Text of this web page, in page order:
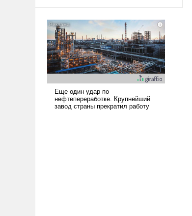
уязвимости США, например, перед
Китаем.